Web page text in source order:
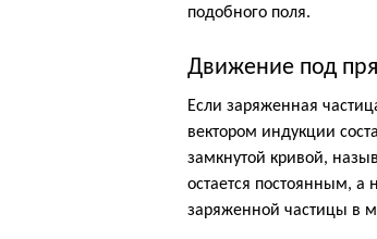
подобного поля.
Движение под
Если заряженная
вектором индукции
замкнутой кривой,
остается постоянным, а
заряженной частицы в